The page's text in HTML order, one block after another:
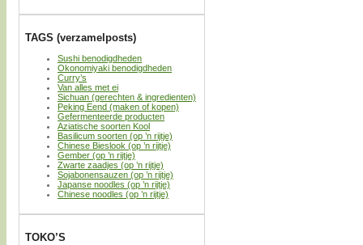
TAGS (verzamelposts)
Sushi benodigdheden
Okonomiyaki benodigdheden
Curry’s
Van alles met ei
Sichuan (gerechten & ingredienten)
Peking Eend (maken of kopen)
Gefermenteerde producten
Aziatische soorten Kool
Basilicum soorten (op ’n rijtje)
Chinese Bieslook (op ’n rijtje)
Gember (op ’n rijtje)
Zwarte zaadjes (op ’n rijtje)
Sojabonensauzen (op ’n rijtje)
Japanse noodles (op ’n rijtje)
Chinese noodles (op ’n rijtje)
TOKO’S